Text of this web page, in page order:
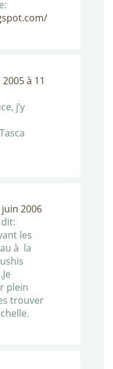
à 11
j’y
2006
dit:
les
à la
plein
trouver